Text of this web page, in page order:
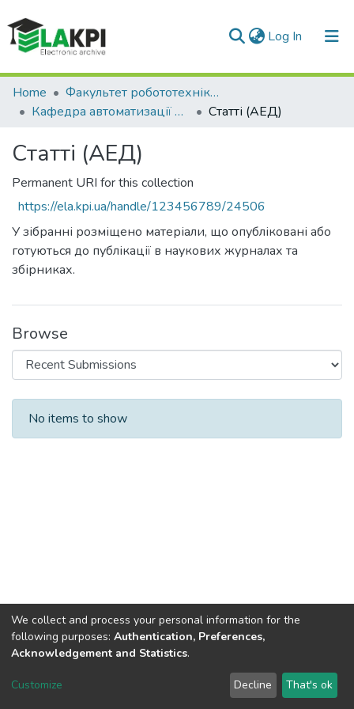
Log In (current)
Communities & Collections
All of DSpace
Statistics
Home
Факультет робототехніки та приладобудування (ФРП)
Кафедра автоматизації експериментальних досліджень (АЕД)
Статті (АЕД)
Статті (АЕД)
Permanent URI for this collection
https://ela.kpi.ua/handle/123456789/24506
У зібранні розміщено матеріали, що опубліковані або
готуються до публікації в наукових журналах та
збірниках.
Browse
Recent Submissions
No items to show
DSpace software copyright © 2002-2026 LYRASIS
Send Feedback
We collect and process your personal information for the
following purposes: Authentication, Preferences,
Acknowledgement and Statistics.
Customize Decline That's ok